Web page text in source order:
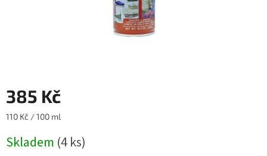
385 Kč
Měrná
110 Kč / 100 ml
Skladem (4 ks)